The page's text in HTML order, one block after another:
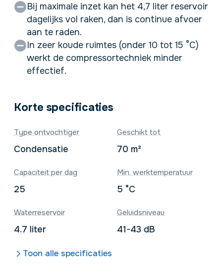
Bij maximale inzet kan het 4,7 liter reservoir
dagelijks vol raken, dan is continue afvoer
aan te raden.
In zeer koude ruimtes (onder 10 tot 15 °C)
werkt de compressortechniek minder
effectief.
Korte specificaties
Type ontvochtiger
Condensatie
Geschikt tot
70 m²
Capaciteit per dag
25
Min. werktemperatuur
5 °C
Waterreservoir
4.7 liter
Geluidsniveau
41-43 dB
Toon alle specificaties